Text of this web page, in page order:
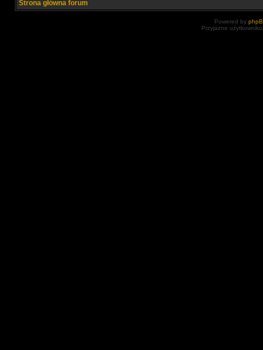
Strona główna forum
Powered by
Przyjazne